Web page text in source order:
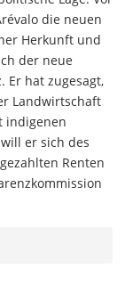
die neuen
Herkunft und
der neue
Er hat zugesagt,
Landwirtschaft
indigenen
er sich des
Renten